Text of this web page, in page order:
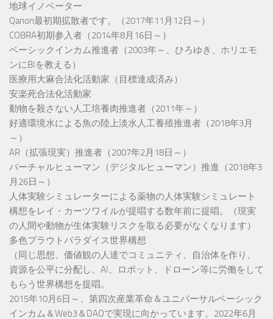
地球イノベーター
Qanon最初期拡散者です。（2017年11月12日～）
COBRA初期参入者（2014年8月16日～）
ベーシックインカム推進者（2003年～、ひろゆき、ホリエモ
ンにBIを教える）
医療用大麻合法化活動家（目標達成済み）
安楽死合法化活動家
動物を殺さない人工培養肉推進者（2011年～）
好適環境水による魚の陸上淡水人工養殖推進者（2018年3月
～）
AR（拡張現実）推進者（2007年2月18日～）
バーチャルヒューマン（デジタルヒューマン）推進（2018年3
月26日～）
人体実験シミュレーターによる薬物の人体実験シミュレート
構想をレイ・カーツワイルが提唱する数年前に提唱。（現実
の人間や動物が生体実験リスクを取る必要がなくなります）
多色プラウトパラダイス世界構想
（同じ思想、価値観の人達でコミュニティ、自治体を作り、
資源を公平に分配し、AI、ロボット、ドローン等に労働をして
もらう世界構想を提唱。
2015年10月6日～、第四次産業革命＆ユニバーサルベーシック
インカム＆Web3＆DAOで実現に向かっています。2022年6月